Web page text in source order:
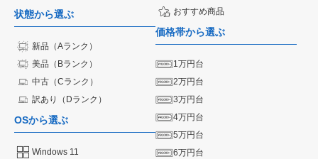
状態から選ぶ
新品（Aランク）
美品（Bランク）
中古（Cランク）
訳あり（Dランク）
OSから選ぶ
Windows 11
おすすめ商品
価格帯から選ぶ
1万円台
2万円台
3万円台
4万円台
5万円台
6万円台